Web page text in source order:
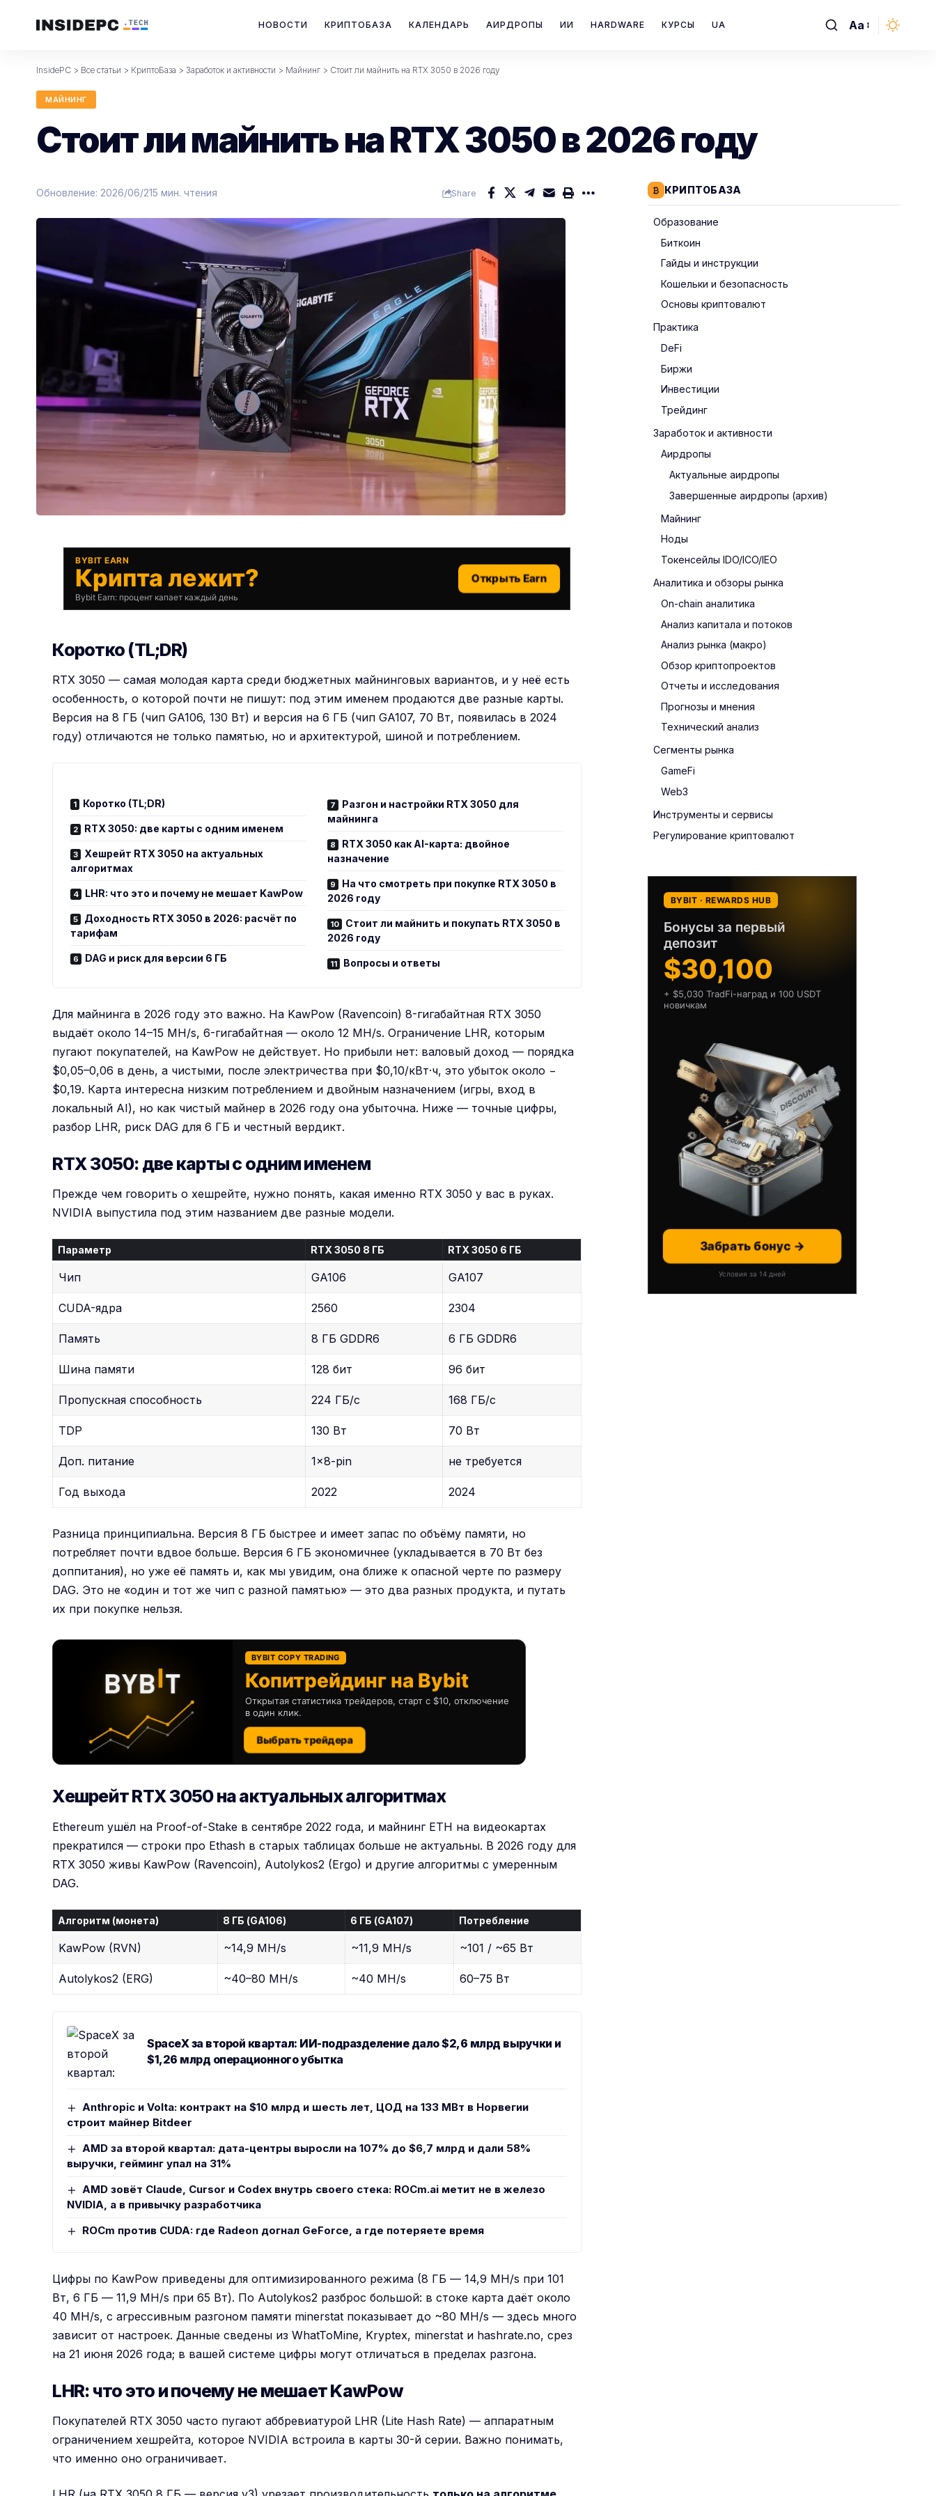
НОВОСТИ КРИПТОБАЗА КАЛЕНДАРЬ АИРДРОПЫ ИИ HARDWARE КУРСЫ UA
Font
Aa
InsidePC > Все статьи > КриптоБаза > Заработок и активности > Майнинг > Стоит ли майнить на RTX 3050 в 2026 году
МАЙНИНГ
Стоит ли майнить на RTX 3050 в 2026 году
Обновление: 2026/06/215 мин. чтения Share
BYBIT EARN
Крипта лежит?
Bybit Earn: процент капает каждый день
Открыть Earn
Коротко (TL;DR)
RTX 3050 — самая молодая карта среди бюджетных майнинговых вариантов, и у неё есть
особенность, о которой почти не пишут: под этим именем продаются две разные карты.
Версия на 8 ГБ (чип GA106, 130 Вт) и версия на 6 ГБ (чип GA107, 70 Вт, появилась в 2024
году) отличаются не только памятью, но и архитектурой, шиной и потреблением.
Коротко (TL;DR)
RTX 3050: две карты с одним именем
Хешрейт RTX 3050 на актуальных
алгоритмах
LHR: что это и почему не мешает KawPow
Доходность RTX 3050 в 2026: расчёт по
тарифам
DAG и риск для версии 6 ГБ
Разгон и настройки RTX 3050 для
майнинга
RTX 3050 как AI-карта: двойное
назначение
На что смотреть при покупке RTX 3050 в
2026 году
Стоит ли майнить и покупать RTX 3050 в
2026 году
Вопросы и ответы
Для майнинга в 2026 году это важно. На KawPow (Ravencoin) 8-гигабайтная RTX 3050
выдаёт около 14–15 MH/s, 6-гигабайтная — около 12 MH/s. Ограничение LHR, которым
пугают покупателей, на KawPow не действует. Но прибыли нет: валовый доход — порядка
$0,05–0,06 в день, а чистыми, после электричества при $0,10/кВт·ч, это убыток около −
$0,19. Карта интересна низким потреблением и двойным назначением (игры, вход в
локальный AI), но как чистый майнер в 2026 году она убыточна. Ниже — точные цифры,
разбор LHR, риск DAG для 6 ГБ и честный вердикт.
RTX 3050: две карты с одним именем
Прежде чем говорить о хешрейте, нужно понять, какая именно RTX 3050 у вас в руках.
NVIDIA выпустила под этим названием две разные модели.
Параметр RTX 3050 8 ГБ RTX 3050 6 ГБ
Чип GA106 GA107
CUDA-ядра 2560 2304
Память 8 ГБ GDDR6 6 ГБ GDDR6
Шина памяти 128 бит 96 бит
Пропускная способность 224 ГБ/с 168 ГБ/с
TDP 130 Вт 70 Вт
Доп. питание 1×8-pin не требуется
Год выхода 2022 2024
Разница принципиальна. Версия 8 ГБ быстрее и имеет запас по объёму памяти, но
потребляет почти вдвое больше. Версия 6 ГБ экономичнее (укладывается в 70 Вт без
доппитания), но уже её память и, как мы увидим, она ближе к опасной черте по размеру
DAG. Это не «один и тот же чип с разной памятью» — это два разных продукта, и путать
их при покупке нельзя.
BYBIT COPY TRADING
Копитрейдинг на Bybit
Открытая статистика трейдеров, старт с $10, отключение
в один клик.
Выбрать трейдера
Хешрейт RTX 3050 на актуальных алгоритмах
Ethereum ушёл на Proof-of-Stake в сентябре 2022 года, и майнинг ETH на видеокартах
прекратился — строки про Ethash в старых таблицах больше не актуальны. В 2026 году для
RTX 3050 живы KawPow (Ravencoin), Autolykos2 (Ergo) и другие алгоритмы с умеренным
DAG.
Алгоритм (монета) 8 ГБ (GA106) 6 ГБ (GA107) Потребление
KawPow (RVN) ~14,9 MH/s ~11,9 MH/s ~101 / ~65 Вт
Autolykos2 (ERG) ~40–80 MH/s ~40 MH/s 60–75 Вт
SpaceX за второй квартал: ИИ-подразделение дало $2,6 млрд выручки и
$1,26 млрд операционного убытка
Anthropic и Volta: контракт на $10 млрд и шесть лет, ЦОД на 133 МВт в Норвегии
строит майнер Bitdeer
AMD за второй квартал: дата-центры выросли на 107% до $6,7 млрд и дали 58%
выручки, гейминг упал на 31%
AMD зовёт Claude, Cursor и Codex внутрь своего стека: ROCm.ai метит не в железо
NVIDIA, а в привычку разработчика
ROCm против CUDA: где Radeon догнал GeForce, а где потеряете время
Цифры по KawPow приведены для оптимизированного режима (8 ГБ — 14,9 MH/s при 101
Вт, 6 ГБ — 11,9 MH/s при 65 Вт). По Autolykos2 разброс большой: в стоке карта даёт около
40 MH/s, с агрессивным разгоном памяти minerstat показывает до ~80 MH/s — здесь много
зависит от настроек. Данные сведены из WhatToMine, Kryptex, minerstat и hashrate.no, срез
на 21 июня 2026 года; в вашей системе цифры могут отличаться в пределах разгона.
LHR: что это и почему не мешает KawPow
Покупателей RTX 3050 часто пугают аббревиатурой LHR (Lite Hash Rate) — аппаратным
ограничением хешрейта, которое NVIDIA встроила в карты 30-й серии. Важно понимать,
что именно оно ограничивает.
КРИПТОБАЗА
Образование
Биткоин
Гайды и инструкции
Кошельки и безопасность
Основы криптовалют
Практика
DeFi
Биржи
Инвестиции
Трейдинг
Заработок и активности
Аирдропы
Актуальные аирдропы
Завершенные аирдропы (архив)
Майнинг
Ноды
Токенсейлы IDO/ICO/IEO
Аналитика и обзоры рынка
On-chain аналитика
Анализ капитала и потоков
Анализ рынка (макро)
Обзор криптопроектов
Отчеты и исследования
Прогнозы и мнения
Технический анализ
Сегменты рынка
GameFi
Web3
Инструменты и сервисы
Регулирование криптовалют
BYBIT · REWARDS HUB
Бонусы за первый
депозит
$30,100
+ $5,030 TradFi-наград и 100 USDT
новичкам
Забрать бонус →
Условия за 14 дней